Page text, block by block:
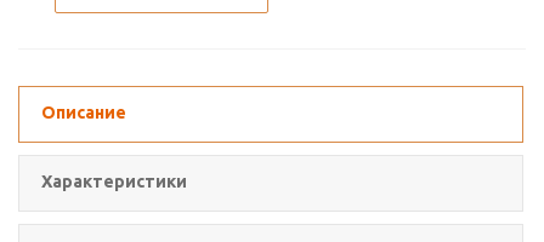
Описание
Характеристики